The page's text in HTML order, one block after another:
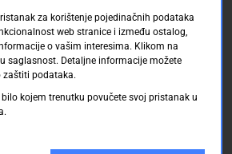
za korištenje pojedinačnih podataka
web stranice i između ostalog,
o vašim interesima. Klikom na
saglasnost. Detaljne informacije možete
zaštiti podataka.
kojem trenutku povučete svoj pristanak u